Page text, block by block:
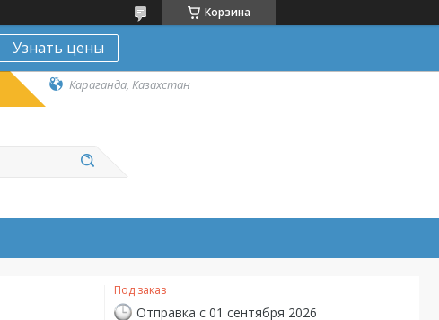
Корзина
Узнать цены
Караганда, Казахстан
Под заказ
Отправка с 01 сентября 2026